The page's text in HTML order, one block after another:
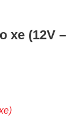
xe (12V –